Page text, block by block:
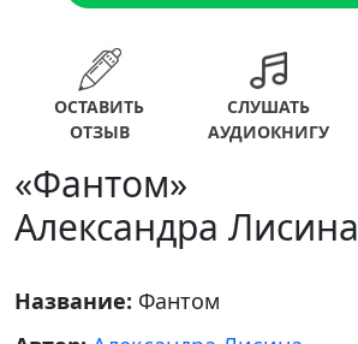
ОСТАВИТЬ
ОТЗЫВ
СЛУШАТЬ
АУДИОКНИГУ
«Фантом»
Александра Лисина
Название: Фантом